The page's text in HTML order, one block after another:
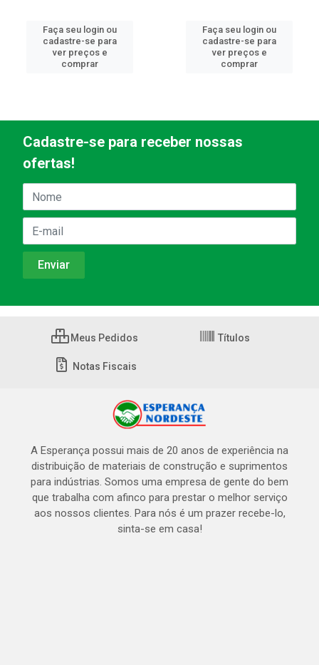
Faça seu login ou
cadastre-se para
ver preços e
comprar
Faça seu login ou
cadastre-se para
ver preços e
comprar
Cadastre-se para receber nossas
ofertas!
Meus Pedidos Títulos
Notas Fiscais
A Esperança possui mais de 20 anos de experiência na
distribuição de materiais de construção e suprimentos
para indústrias. Somos uma empresa de gente do bem
que trabalha com afinco para prestar o melhor serviço
aos nossos clientes. Para nós é um prazer recebe-lo,
sinta-se em casa!